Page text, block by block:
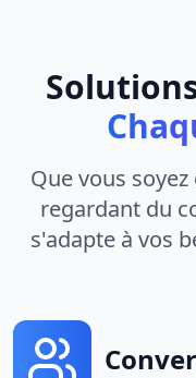
Que vous
regardant du
s'adapte à vos